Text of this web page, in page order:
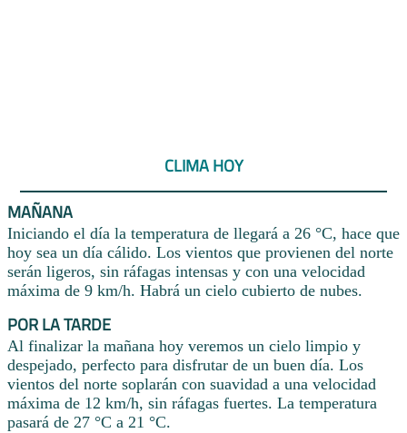
CLIMA HOY
MAÑANA
Iniciando el día la temperatura de llegará a 26 °C, hace que
hoy sea un día cálido. Los vientos que provienen del norte
serán ligeros, sin ráfagas intensas y con una velocidad
máxima de 9 km/h. Habrá un cielo cubierto de nubes.
POR LA TARDE
Al finalizar la mañana hoy veremos un cielo limpio y
despejado, perfecto para disfrutar de un buen día. Los
vientos del norte soplarán con suavidad a una velocidad
máxima de 12 km/h, sin ráfagas fuertes. La temperatura
pasará de 27 °C a 21 °C.